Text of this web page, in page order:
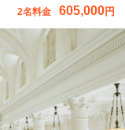
2名料金 605,000円